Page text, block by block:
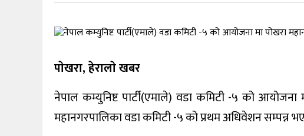
पाेखरा, हेरालाे खबर
नेपाल कम्युनिष्ट पार्टी(एमाले) वडा कमिटी -५ को
महानगरपालिका वडा कमिटी -५ को प्रथम अधिवेशन सम्पन्न